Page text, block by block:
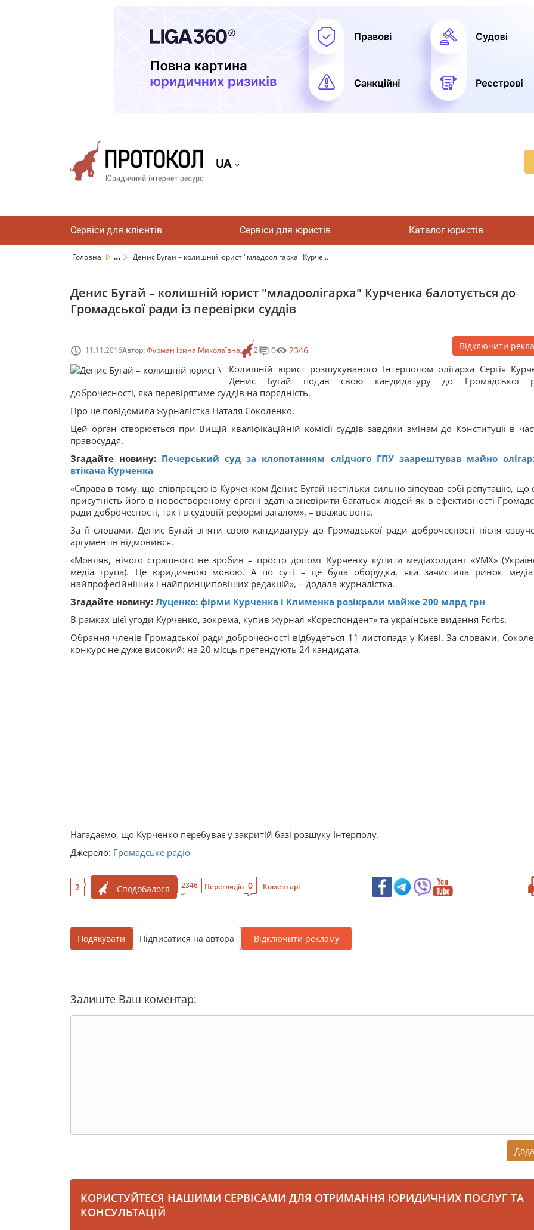
UA
Сервіси для клієнтів Сервіси для юристів Каталог юристів
Головна ... Денис Бугай – колишній юрист "младоолігарха" Курче...
Денис Бугай – колишній юрист "младоолігарха" Курченка балотується до
Громадської ради із перевірки суддів
11.11.2016Автор:Фурман Ірина Миколаївна 2 0 2346 Відключити
Колишній юрист розшукуваного Інтерполом олігарха Сергія
Денис Бугай подав свою кандидатуру до Громадської
доброчесності, яка перевірятиме суддів на порядність.
Про це повідомила журналістка Наталя Соколенко.
Цей орган створюється при Вищій кваліфікаційній комісії суддів завдяки змінам до Конституції в
правосуддя.
Згадайте новину: Печерський суд за клопотанням слідчого ГПУ заарештував майно
втікача Курченка
«Справа в тому, що співпрацею із Курченком Денис Бугай настільки сильно зіпсував собі репутацію, що
присутність його в новоствореному органі здатна зневірити багатьох людей як в ефективності
ради доброчесності, так і в судовій реформі загалом», – вважає вона.
За її словами, Денис Бугай зняти свою кандидатуру до Громадської ради доброчесності після
аргументів відмовився.
«Мовляв, нічого страшного не зробив – просто допомг Курченку купити медіахолдинг «УМХ»
медіа група). Це юридичною мовою. А по суті – це була оборудка, яка зачистила ринок медіа
найпрофесійніших і найпринциповіших редакцій», – додала журналістка.
Згадайте новину: Луценко: фірми Курченка і Клименка розікрали майже 200 млрд грн
В рамках цієї угоди Курченко, зокрема, купив журнал «Кореспондент» та українське видання Forbs.
Обрання членів Громадської ради доброчесності відбудеться 11 листопада у Києві. За словами,
конкурс не дуже високий: на 20 місць претендують 24 кандидата.
Нагадаємо, що Курченко перебуває у закритій базі розшуку Інтерполу.
Джерело: Громадське радіо
2 Сподобалося 2346 Переглядів 0 Коментарі
Подякувати Підписатися на автора Відключити рекламу
Залиште Ваш коментар:
КОРИСТУЙТЕСЯ НАШИМИ СЕРВІСАМИ ДЛЯ ОТРИМАННЯ ЮРИДИЧНИХ ПОСЛУГ ТА
КОНСУЛЬТАЦІЙ